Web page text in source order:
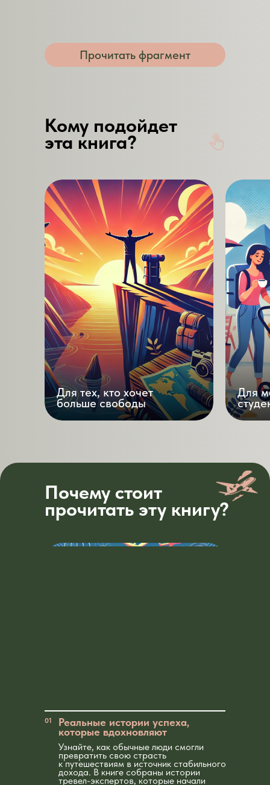
Прочитать фрагмент
Кому подойдет
эта книга?
Для тех, кто хочет
больше свободы
Для
Почему стоит
прочитать эту книгу?
Узнайте, как обычные люди смогли
превратить свою страсть
к путешествиям в источник стабильного
дохода. В книге собраны истории
тревел-экспертов, которые начали
01 Реальные истории успеха,
которые вдохновляют